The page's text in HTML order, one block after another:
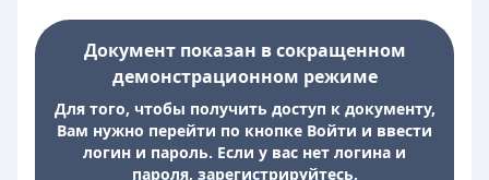
Документ показан в сокращенном
демонстрационном режиме
Для того, чтобы получить доступ к документу,
Вам нужно перейти по кнопке Войти и ввести
логин и пароль. Если у вас нет логина и
пароля, зарегистрируйтесь.